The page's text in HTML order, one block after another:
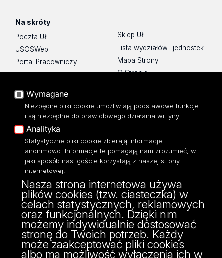
Na skróty
Poczta UŁ
USOSWeb
Portal Pracowniczy
Baza Aktów Własnych
Moodle
Eksperci UŁ
Polityka Prywatności
Dostępność
Sklep UŁ
Lista wydziałów i jednostek
Mapa Strony
O Stronie
ul. Narutowicza 68, 90-136 Łódź
NIP: 724 000 32 43
Adres do doręczeń elektronicznych (ADE):
AE:PL-74796-17640-IHHIV-17
KONTAKT
Wymagane
Niezbędne pliki cookie umożliwiają podstawowe funkcje
i są niezbędne do prawidłowego działania witryny.
Analityka
Statystyczne pliki cookie zbierają informacje
anonimowo. Informacje te pomagają nam zrozumieć, w
jaki sposób nasi goście korzystają z naszej strony
internetowej.
Nasza strona internetowa używa
plików cookies (tzw. ciasteczka) w
celach statystycznych, reklamowych
oraz funkcjonalnych. Dzięki nim
możemy indywidualnie dostosować
stronę do Twoich potrzeb. Każdy
może zaakceptować pliki cookies
albo ma możliwość wyłączenia ich w